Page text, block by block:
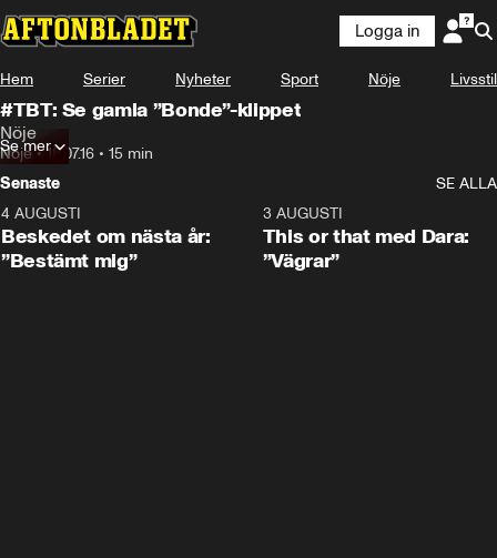
Logga in
Hem Serier Nyheter Sport Nöje Livsstil
#TBT: Se gamla ”Bonde”-klippet
Nöje
Nöje•18.07.16 • 15 min
Se mer
Senaste
SE ALLA
4 AUGUSTI
Beskedet om nästa år:
”Bestämt mig”
3 AUGUSTI
This or that med Dara:
”Vägrar”